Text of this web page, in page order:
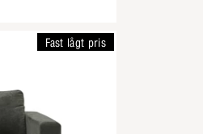
Fast lågt pris